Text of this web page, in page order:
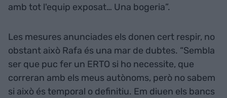
amb tot l'equip exposat… Una bogeria”.
Les mesures anunciades els donen cert respir, no
obstant això Rafa és una mar de dubtes. “Sembla
ser que puc fer un ERTO si ho necessite, que
correran amb els meus autònoms, però no sabem
si això és temporal o definitiu. Em diuen els bancs